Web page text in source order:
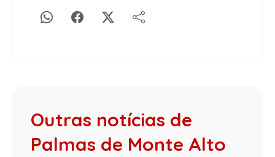
Outras notícias de
Palmas de Monte Alto